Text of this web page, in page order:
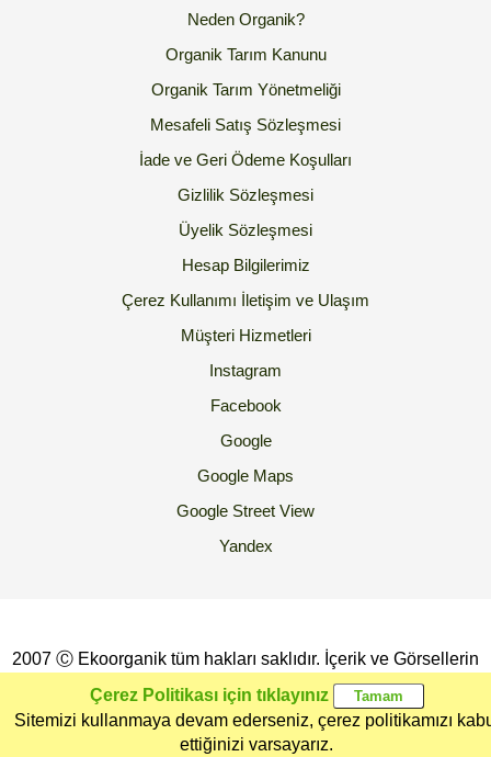
Kategoriler
Ekoorganik
Müşteri
Neden Organik?
Organik Tarım Kanunu
Organik Tarım Yönetmeliği
Mesafeli Satış Sözleşmesi
İade ve Geri Ödeme Koşulları
Gizlilik Sözleşmesi
Üyelik Sözleşmesi
Hesap Bilgilerimiz
Çerez Kullanımı İletişim ve Ulaşım
Müşteri Hizmetleri
Instagram
Facebook
Google
Google Maps
Google Street View
Yandex
Çerez Politikası için tıklayınız
Sitemizi kullanmaya devam ederseniz, çerez politikamızı
ettiğinizi varsayarız.
2007 Ⓒ Ekoorganik tüm hakları saklıdır. İçerik ve Görsellerin
İzinsiz Kopyalanması yada Kullanılması Yasaktır.